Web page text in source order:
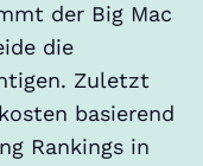
der Big Mac
die
Zuletzt
basierend
Rankings in